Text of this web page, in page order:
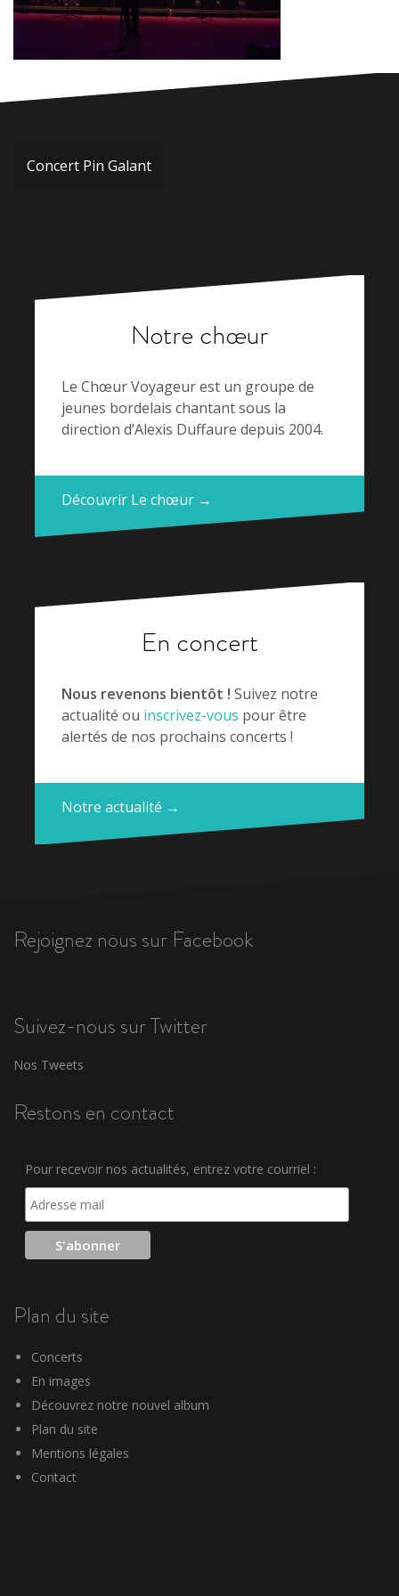
Navigation
Concert Pin Galant
Notre chœur
Le Chœur Voyageur est un groupe de
jeunes bordelais chantant sous la
direction d’Alexis Duffaure depuis 2004.
Découvrir Le chœur →
En concert
Nous revenons bientôt ! Suivez notre
actualité ou inscrivez-vous pour être
alertés de nos prochains concerts !
Notre actualité →
Rejoignez nous sur Facebook
Suivez-nous sur Twitter
Nos Tweets
Restons en contact
Pour recevoir nos actualités, entrez votre courriel :
Plan du site
Concerts
En images
Découvrez notre nouvel album
Plan du site
Mentions légales
Contact